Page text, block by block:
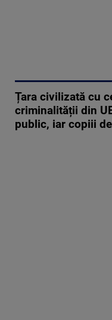
Țara civilizată cu
criminalității din
public, iar copiii